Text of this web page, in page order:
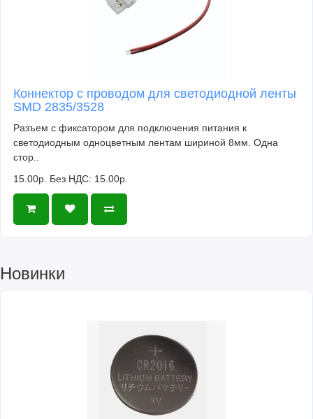
Коннектор с проводом для светодиодной ленты
SMD 2835/3528
Разъем с фиксатором для подключения питания к
светодиодным одноцветным лентам шириной 8мм. Одна
стор..
15.00р. Без НДС: 15.00р.
Новинки